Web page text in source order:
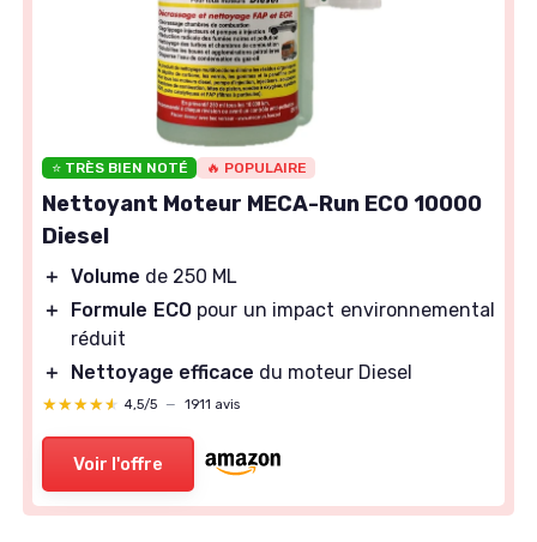
⭐ TRÈS BIEN NOTÉ 🔥 POPULAIRE
Nettoyant Moteur MECA-Run ECO 10000
Diesel
＋ Volume de 250 ML
＋
Formule ECOpour un impact environnemental
réduit
＋
Nettoyage efficace du moteur Diesel
★★★★★
★★★★★ 4,5/5 — 1911 avis
Voir l'offre